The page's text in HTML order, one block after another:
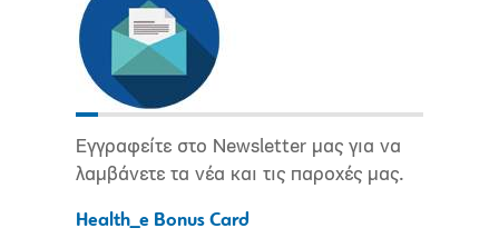
Εγγραφείτε στο Newsletter μας για να
λαμβάνετε τα νέα και τις παροχές μας.
Health_e Bonus Card